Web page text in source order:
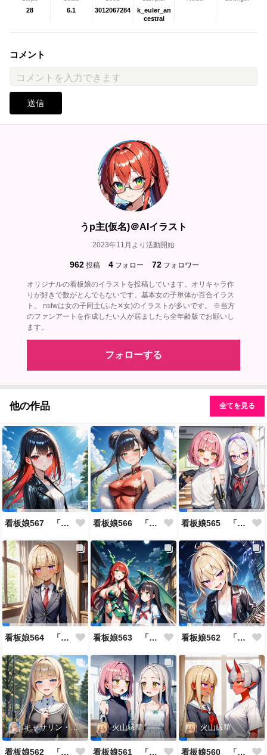
28
6.1
3012067284
k_euler_an
cestral
コメント
送信
うp主(仮名)＠AIイラスト
2023年11月より活動開始
962 投稿 4 フォロー 72 フォロワー
オリジナルの看板娘のイラストを投稿しています。オリキャラ作
りが好きで数がとんでもないです。基本女の子単体か百合イラス
ト。 nsfwは女の子同士(ふた✕女)のイラストが多いです。 ※当方
のファンアートを作成したい人が居ましたら全年齢版でお願いし
ます。
フォローする
他の作品 全てを見る
看板娘567 「雪村恋のよもやま話」 看板娘566 「ナンシー・ツァオのよもやま話」 看板娘565 「銀一族」
看板娘564 「ジェルマ・レスポストン・八百のよもやま話」 看板娘563 「騒ぎの終わり」 看板娘562 「八木沼千絵のよもやま話」
キャサリン・アストリー
看板娘562 「キャサリン・アストリーのよもやま話」
火山縁華
看板娘561 「火山一族」
火山縁華
看板娘560 「緋山一族」